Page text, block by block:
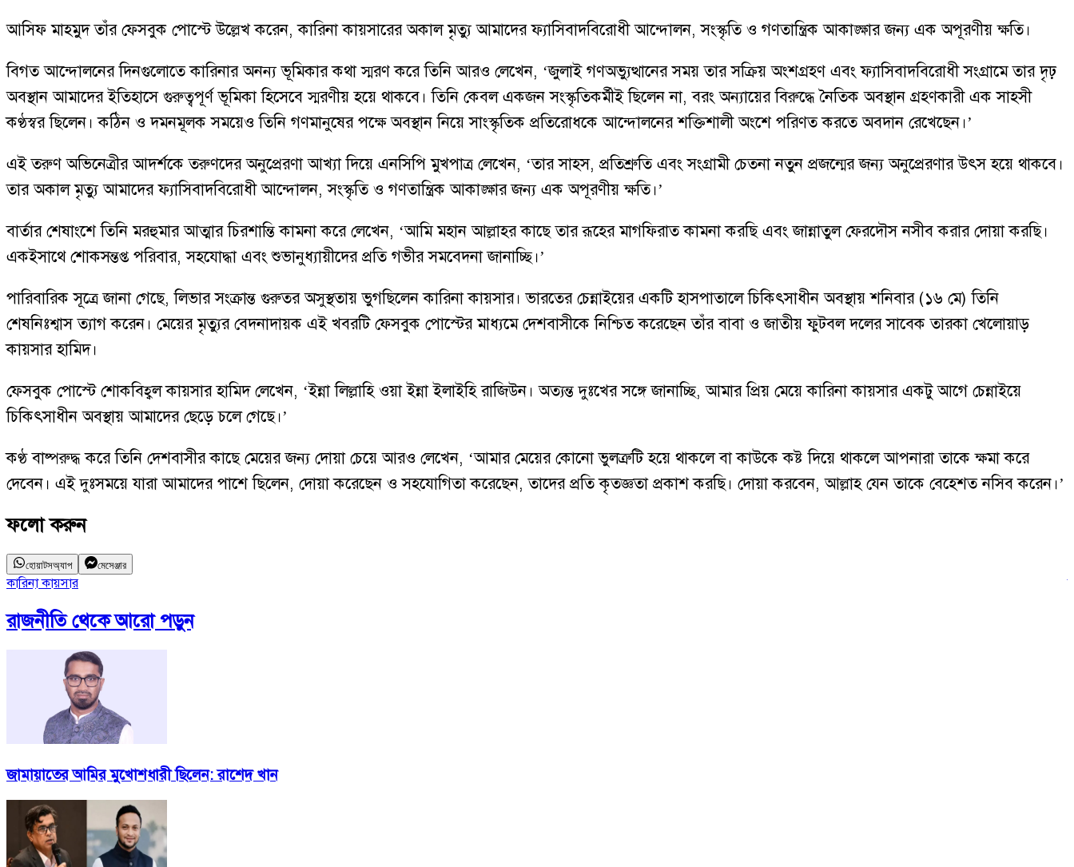
আসিফ মাহমুদ তাঁর ফেসবুক পোস্টে উল্লেখ করেন, কারিনা কায়সারের অকাল মৃত্যু আমাদের ফ্যাসিবাদবিরোধী আন্দোলন, সংস্কৃতি ও গণতান্ত্রিক আকাঙ্ক্ষার জন্য এক অপূরণীয় ক্ষতি।
বিগত আন্দোলনের দিনগুলোতে কারিনার অনন্য ভূমিকার কথা স্মরণ করে তিনি আরও লেখেন, ‘জুলাই গণঅভ্যুত্থানের সময় তার সক্রিয় অংশগ্রহণ এবং ফ্যাসিবাদবিরোধী সংগ্রামে তার দৃঢ়
অবস্থান আমাদের ইতিহাসে গুরুত্বপূর্ণ ভূমিকা হিসেবে স্মরণীয় হয়ে থাকবে। তিনি কেবল একজন সংস্কৃতিকর্মীই ছিলেন না, বরং অন্যায়ের বিরুদ্ধে নৈতিক অবস্থান গ্রহণকারী এক সাহসী
কণ্ঠস্বর ছিলেন। কঠিন ও দমনমূলক সময়েও তিনি গণমানুষের পক্ষে অবস্থান নিয়ে সাংস্কৃতিক প্রতিরোধকে আন্দোলনের শক্তিশালী অংশে পরিণত করতে অবদান রেখেছেন।’
এই তরুণ অভিনেত্রীর আদর্শকে তরুণদের অনুপ্রেরণা আখ্যা দিয়ে এনসিপি মুখপাত্র লেখেন, ‘তার সাহস, প্রতিশ্রুতি এবং সংগ্রামী চেতনা নতুন প্রজন্মের জন্য অনুপ্রেরণার উৎস হয়ে থাকবে।
তার অকাল মৃত্যু আমাদের ফ্যাসিবাদবিরোধী আন্দোলন, সংস্কৃতি ও গণতান্ত্রিক আকাঙ্ক্ষার জন্য এক অপূরণীয় ক্ষতি।’
বার্তার শেষাংশে তিনি মরহুমার আত্মার চিরশান্তি কামনা করে লেখেন, ‘আমি মহান আল্লাহর কাছে তার রূহের মাগফিরাত কামনা করছি এবং জান্নাতুল ফেরদৌস নসীব করার দোয়া করছি।
একইসাথে শোকসন্তপ্ত পরিবার, সহযোদ্ধা এবং শুভানুধ্যায়ীদের প্রতি গভীর সমবেদনা জানাচ্ছি।’
পারিবারিক সূত্রে জানা গেছে, লিভার সংক্রান্ত গুরুতর অসুস্থতায় ভুগছিলেন কারিনা কায়সার। ভারতের চেন্নাইয়ের একটি হাসপাতালে চিকিৎসাধীন অবস্থায় শনিবার (১৬ মে) তিনি
শেষনিঃশ্বাস ত্যাগ করেন। মেয়ের মৃত্যুর বেদনাদায়ক এই খবরটি ফেসবুক পোস্টের মাধ্যমে দেশবাসীকে নিশ্চিত করেছেন তাঁর বাবা ও জাতীয় ফুটবল দলের সাবেক তারকা খেলোয়াড়
কায়সার হামিদ।
ফেসবুক পোস্টে শোকবিহ্বল কায়সার হামিদ লেখেন, ‘ইন্না লিল্লাহি ওয়া ইন্না ইলাইহি রাজিউন। অত্যন্ত দুঃখের সঙ্গে জানাচ্ছি, আমার প্রিয় মেয়ে কারিনা কায়সার একটু আগে চেন্নাইয়ে
চিকিৎসাধীন অবস্থায় আমাদের ছেড়ে চলে গেছে।’
কণ্ঠ বাষ্পরুদ্ধ করে তিনি দেশবাসীর কাছে মেয়ের জন্য দোয়া চেয়ে আরও লেখেন, ‘আমার মেয়ের কোনো ভুলত্রুটি হয়ে থাকলে বা কাউকে কষ্ট দিয়ে থাকলে আপনারা তাকে ক্ষমা করে
দেবেন। এই দুঃসময়ে যারা আমাদের পাশে ছিলেন, দোয়া করেছেন ও সহযোগিতা করেছেন, তাদের প্রতি কৃতজ্ঞতা প্রকাশ করছি। দোয়া করবেন, আল্লাহ যেন তাকে বেহেশত নসিব করেন।’
ফলো করুন
হোয়াটসঅ্যাপ মেসেঞ্জার
কারিনা কায়সার
রাজনীতিথেকে আরো পড়ুন
জামায়াতের আমির মুখোশধারী ছিলেন: রাশেদ খান